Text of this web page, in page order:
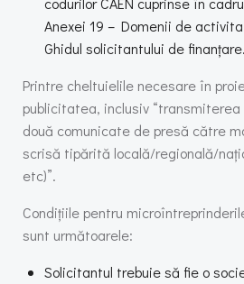
Anexei 19 – Domenii de
Ghidul solicitantului de finanțare.
Printre cheltuielile necesare în
publicitatea, inclusiv “transmiterea
două comunicate de presă către
scrisă tipărită locală/regională/
etc)”.
Condițiile pentru
sunt următoarele:
Solicitantul trebuie să fie o